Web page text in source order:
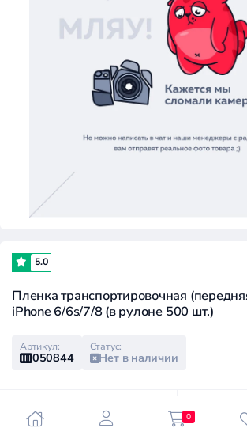
5.0
Пленка транспортировочная
iPhone 6/6s/7/8 (в рулоне 500 шт.)
Артикул:
050844
Статус:
Нет в наличии
2 300 ₽ 2
0